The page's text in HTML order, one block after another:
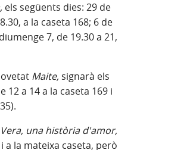
els següents dies: 29 de
a la caseta 168; 6 de
7, de 19.30 a 21,
Maite, signarà els
12 a 14 a la caseta 169 i
Vera, una història d'amor,
a la mateixa caseta, però